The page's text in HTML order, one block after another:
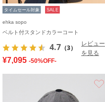
タイムセール対象 SALE
ehka sopo
ベルト付スタンドカラーコート
4.7 （3）
レビュー
を見る
¥7,095 -50%OFF-